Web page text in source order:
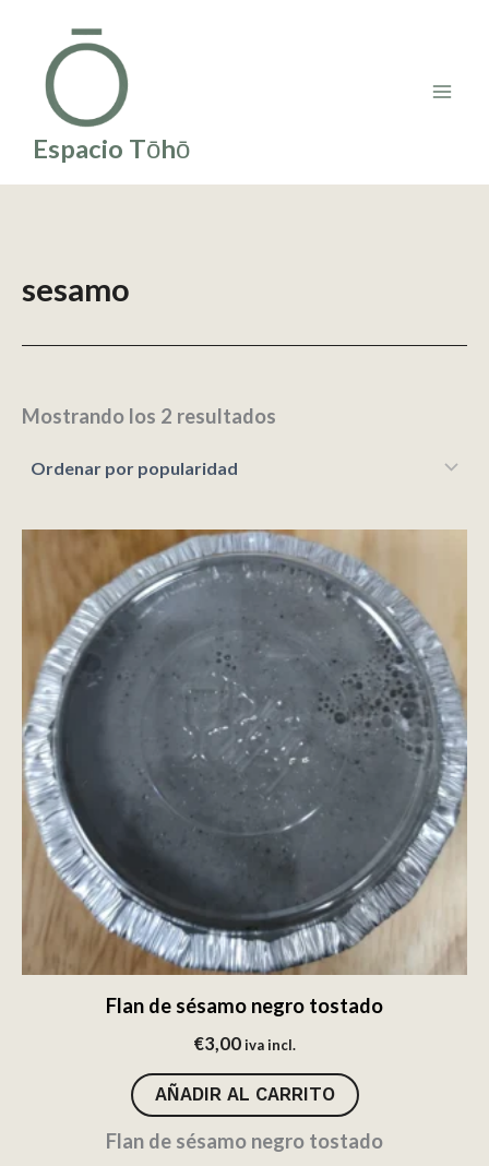
contenido
Espacio Tōhō
sesamo
Mostrando los 2 resultados
Flan de sésamo negro tostado
€3,00 iva incl.
AÑADIR AL CARRITO
Flan de sésamo negro tostado